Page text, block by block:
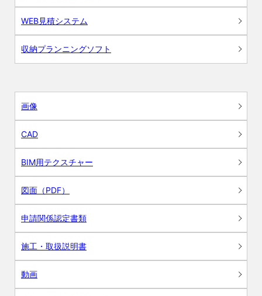
WEB見積システム
収納プランニングソフト
画像
CAD
BIM用テクスチャー
図面（PDF）
申請関係認定書類
施工・取扱説明書
動画